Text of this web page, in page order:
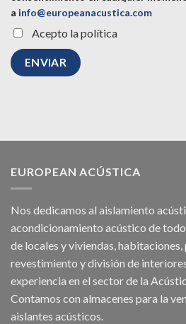
a info@europeanacustica.com
Acepto la política
EUROPEAN ACÚSTICA
Nos dedicamos al aislamiento
acondicionamiento acústico de
de locales yviviendas, habitaciones,
revestimiento y división de
experiencia en el sector de la
Contamos con almacenes para la
aislantes acústicos.